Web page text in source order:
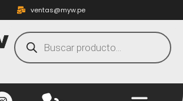
ventas@myw.pe